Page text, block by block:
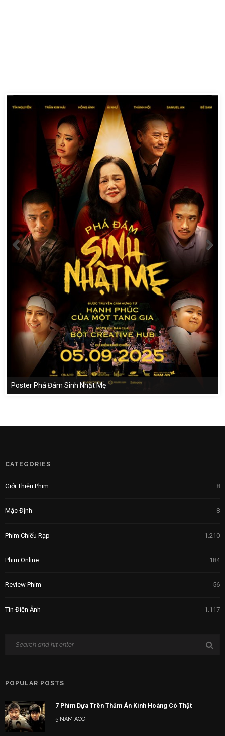
Poster Phá Đám Sinh Nhật Mẹ
CATEGORIES
Giới Thiệu Phim 8
Mặc Định 8
Phim Chiếu Rạp 1.210
Phim Online 184
Review Phim 56
Tin Điện Ảnh 1.117
POPULAR POSTS
7 Phim Dựa Trên Thảm Án Kinh Hoàng Có Thật
5 NĂM AGO